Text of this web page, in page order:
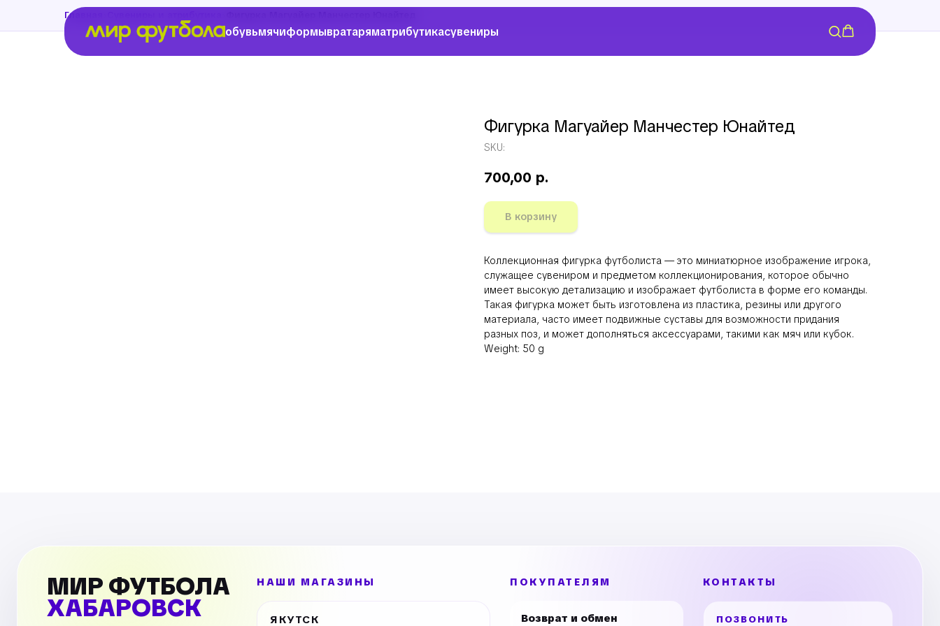
обувьмячиформывратаряматрибутикасувениры
Главная
Фигурка Магуайер Манчестер Юнайтед
SKU:
700,00 р.
В корзину
Коллекционная фигурка футболиста — это миниатюрное изображение игрока,
служащее сувениром и предметом коллекционирования, которое обычно
имеет высокую детализацию и изображает футболиста в форме его команды.
Такая фигурка может быть изготовлена из пластика, резины или другого
материала, часто имеет подвижные суставы для возможности придания
разных поз, и может дополняться аксессуарами, такими как мяч или кубок.
Weight: 50 g
МИР ФУТБОЛА
ХАБАРОВСК
НАШИ МАГАЗИНЫ
ЯКУТСК
ПОКУПАТЕЛЯМ
Возврат и обмен
КОНТАКТЫ
ПОЗВОНИТЬ